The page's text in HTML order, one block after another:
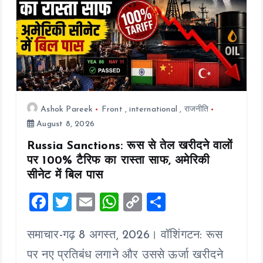
o
n
Ashok Pareek Front ,international , राजनीति
August 8, 2026
Russia Sanctions: रूस से तेल खरीदने वालों
पर 100% टैरिफ का रास्ता साफ, अमेरिकी
सीनेट में बिल पास
F
ce
b
T
tt
er
E
ai
l
W
at
s
C
p
y
a
re
समाचार-गढ़ 8 अगस्त, 2026। वॉशिंगटन: रूस
पर नए प्रतिबंध लगाने और उससे ऊर्जा खरीदने